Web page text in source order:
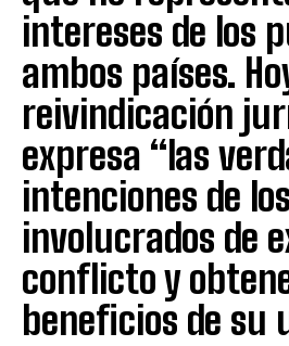
intereses de los
ambos países.
reivindicación
expresa “las
intenciones de los
involucrados de
conflicto y
beneficios de su